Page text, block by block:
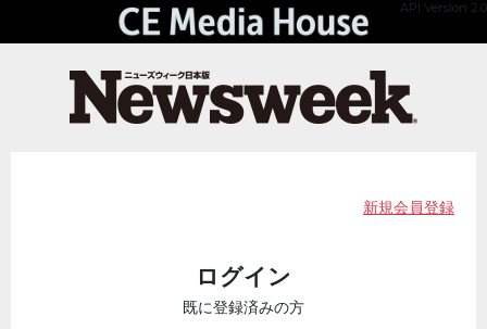
API Version 2.0
新規会員登録
ログイン
既に登録済みの方